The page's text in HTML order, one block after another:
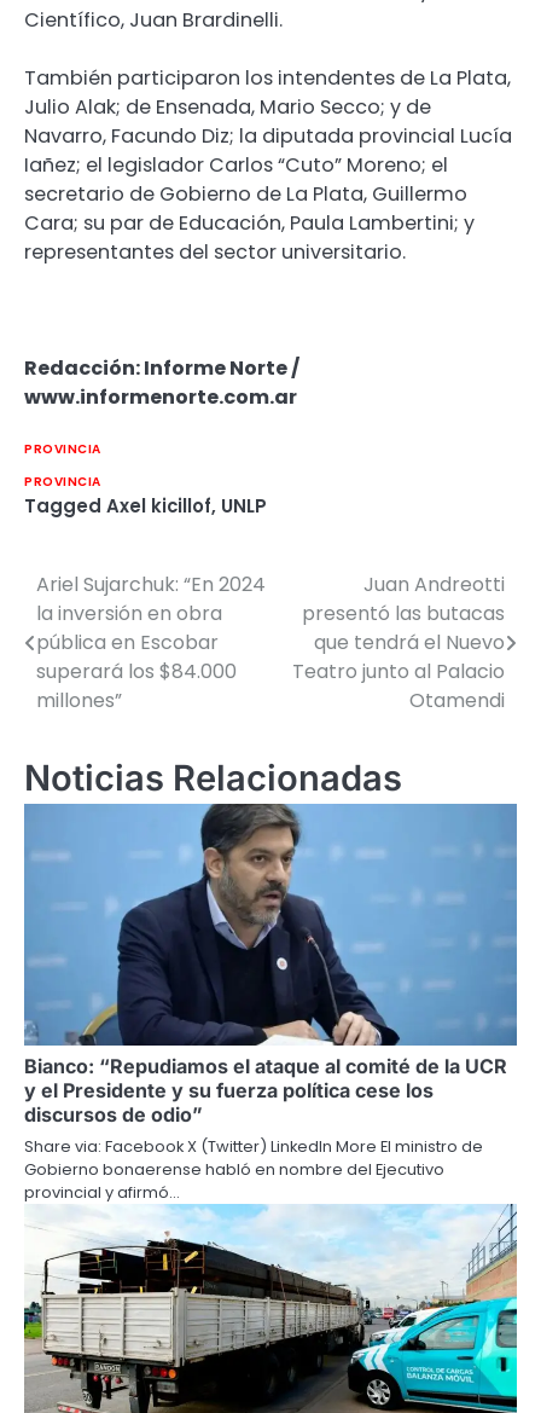
Científico, Juan Brardinelli.
También participaron los intendentes de La Plata,
Julio Alak; de Ensenada, Mario Secco; y de
Navarro, Facundo Diz; la diputada provincial Lucía
Iañez; el legislador Carlos “Cuto” Moreno; el
secretario de Gobierno de La Plata, Guillermo
Cara; su par de Educación, Paula Lambertini; y
representantes del sector universitario.
Redacción: Informe Norte /
www.informenorte.com.ar
PROVINCIA
PROVINCIA
Tagged Axel kicillof, UNLP
Navegación
de
entradas
Ariel Sujarchuk: “En 2024
la inversión en obra
pública en Escobar
superará los $84.000
millones”
Juan Andreotti
presentó las butacas
que tendrá el Nuevo
Teatro junto al Palacio
Otamendi
Noticias Relacionadas
Bianco: “Repudiamos el ataque al comité de la UCR
y el Presidente y su fuerza política cese los
discursos de odio”
Share via: Facebook X (Twitter) LinkedIn More El ministro de
Gobierno bonaerense habló en nombre del Ejecutivo
provincial y afirmó…